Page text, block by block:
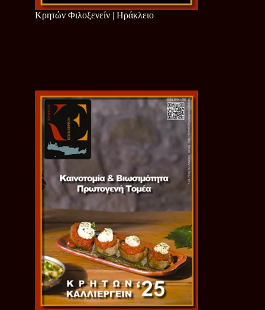
Κρητών Φιλοξενείν | Ηράκλειο